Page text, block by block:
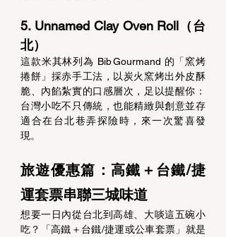
5. Unnamed Clay Oven Roll（台
北）
這款米其林列為 Bib Gourmand 的「窯烤
捲餅」採赤手工法，以炭火窯烤出外皮酥
脆、內餡紮實的口感層次，足以提醒你：
台灣小吃不只傳統，也能精緻與創意並存
適合在台北巷弄探險時，來一次驚喜發
現。
旅遊優惠篇：高鐵＋台鐵/捷
運套票串聯三城味道
想要一日內從台北到高雄、大啖這五碗小
吃？「高鐵＋台鐵/捷運或公車套票」就是